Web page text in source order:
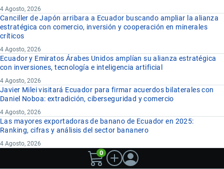
4 Agosto, 2026
Canciller de Japón arribara a Ecuador buscando ampliar la alianza
estratégica con comercio, inversión y cooperación en minerales
críticos
4 Agosto, 2026
Ecuador y Emiratos Árabes Unidos amplían su alianza estratégica
con inversiones, tecnología e inteligencia artificial
4 Agosto, 2026
Javier Milei visitará Ecuador para firmar acuerdos bilaterales con
Daniel Noboa: extradición, ciberseguridad y comercio
4 Agosto, 2026
Las mayores exportadoras de banano de Ecuador en 2025:
Ranking, cifras y análisis del sector bananero
4 Agosto, 2026
0